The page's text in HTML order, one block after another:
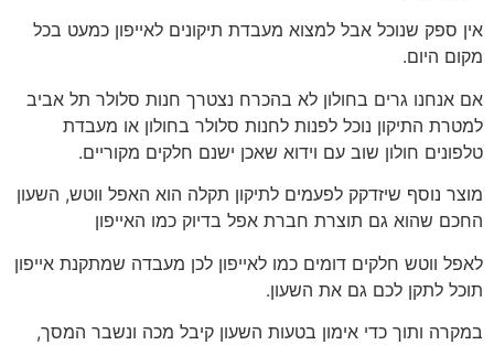
אין ספק שנוכל אבל למצוא מעבדת תיקונים לאייפון כמעט בכל
מקום היום.
אם אנחנו גרים בחולון לא בהכרח נצטרך חנות סלולר תל אביב
למטרת התיקון נוכל לפנות לחנות סלולר בחולון או מעבדת
טלפונים חולון שוב עם וידוא שאכן ישנם חלקים מקוריים.
מוצר נוסף שיזדקק לפעמים לתיקון תקלה הוא האפל ווטש, השעון
החכם שהוא גם תוצרת חברת אפל בדיוק כמו האייפון
לאפל ווטש חלקים דומים כמו לאייפון לכן מעבדה שמתקנת אייפון
תוכל לתקן לכם גם את השעון.
במקרה ותוך כדי אימון בטעות השעון קיבל מכה ונשבר המסך,